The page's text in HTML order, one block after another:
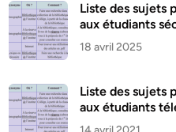
Liste des sujets
aux étudiants
18 avril 2025
Liste des sujets
aux étudiants